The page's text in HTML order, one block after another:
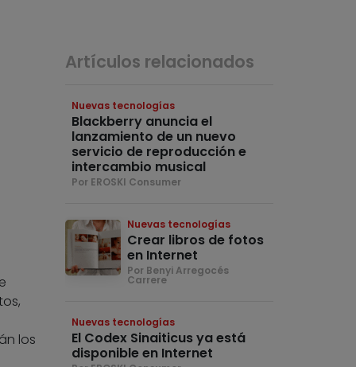
los
Artículos relacionados
Nuevas tecnologías
Blackberry anuncia el
lanzamiento de un nuevo
servicio de reproducción e
intercambio musical
Por EROSKI Consumer
Nuevas tecnologías
Crear libros de fotos
en Internet
Por Benyi Arregocés
Carrere
Nuevas tecnologías
El Codex Sinaiticus ya está
disponible en Internet